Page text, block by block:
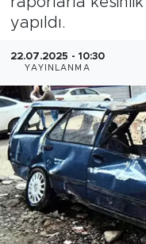
yapıldı.
22.07.2025 - 10:30
YAYINLANMA
Turizm